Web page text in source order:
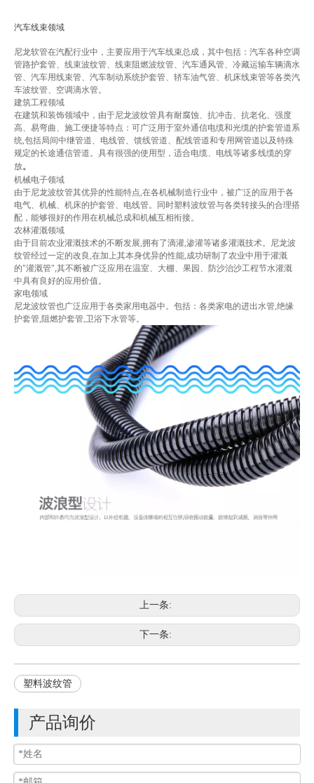
汽车线束领域
尼龙软管在汽配行业中，主要应用于汽车线束总成，其中包括：汽车各种空调
管路护套管、线束波纹管、线束阻燃波纹管、汽车通风管、冷藏运输车辆滴水
管、汽车用线束管、汽车制动系统护套管、轿车油气管、机床线束管等各类汽
车波纹管、空调滴水管。
建筑工程领域
在建筑和装饰领域中，由于尼龙波纹管具有耐腐蚀、抗冲击、抗老化、强度
高、易弯曲、施工便捷等特点：可广泛用于室外通信电缆和光缆的护套管道系
统,包括局间中继管道、电线管、馈线管道、配线管道和专用网管道以及特殊
规定的长途通信管道。具有很强的使用型，适合电缆、电线等诸多线缆的穿
放。
机械电子领域
由于尼龙波纹管其优异的性能特点,在各机械制造行业中，被广泛的应用于各
电气、机械、机床的护套管、电线管。同时塑料波纹管与各类转接头的合理搭
配，能够很好的作用在机械总成和机械互相衔接。
农林灌溉领域
由于目前农业灌溉技术的不断发展,拥有了滴灌,渗灌等诸多灌溉技术。尼龙波
纹管经过一定的改良,在加上其本身优异的性能,成功研制了农业中用于灌溉
的"灌溉管",其不断被广泛应用在温室、大棚、果园、防沙治沙工程节水灌溉
中具有良好的应用价值。
家电领域
尼龙波纹管也广泛应用于各类家用电器中。包括：各类家电的进出水管,绝缘
护套管,阻燃护套管,卫浴下水管等。
上一条:
下一条:
塑料波纹管
产品询价